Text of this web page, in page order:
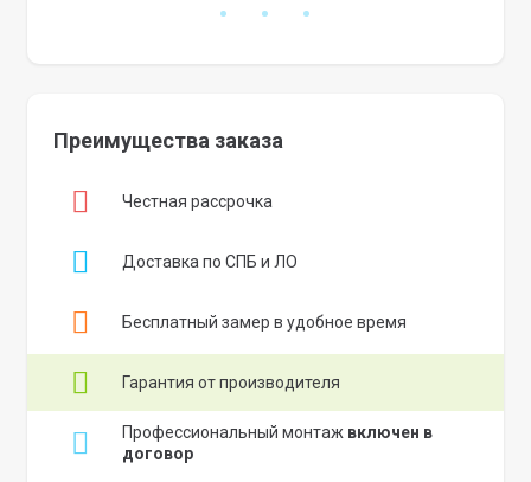
Преимущества заказа
Честная рассрочка
Доставка по СПБ и ЛО
Бесплатный замер в удобное время
Гарантия от производителя
Профессиональный монтаж включен в
договор